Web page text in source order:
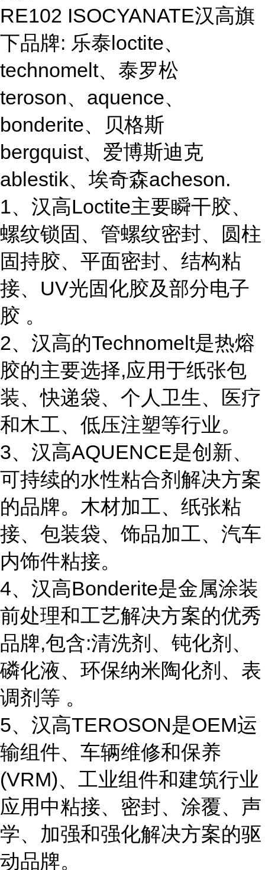
RE102 ISOCYANATE汉高旗
下品牌: 乐泰loctite、
technomelt、泰罗松
teroson、aquence、
bonderite、贝格斯
bergquist、爱博斯迪克
ablestik、埃奇森acheson.
1、汉高Loctite主要瞬干胶、
螺纹锁固、管螺纹密封、圆柱
固持胶、平面密封、结构粘
接、UV光固化胶及部分电子
胶 。
2、汉高的Technomelt是热熔
胶的主要选择,应用于纸张包
装、快递袋、个人卫生、医疗
和木工、低压注塑等行业。
3、汉高AQUENCE是创新、
可持续的水性粘合剂解决方案
的品牌。木材加工、纸张粘
接、包装袋、饰品加工、汽车
内饰件粘接。
4、汉高Bonderite是金属涂装
前处理和工艺解决方案的优秀
品牌,包含:清洗剂、钝化剂、
磷化液、环保纳米陶化剂、表
调剂等 。
5、汉高TEROSON是OEM运
输组件、车辆维修和保养
(VRM)、工业组件和建筑行业
应用中粘接、密封、涂覆、声
学、加强和强化解决方案的驱
动品牌。